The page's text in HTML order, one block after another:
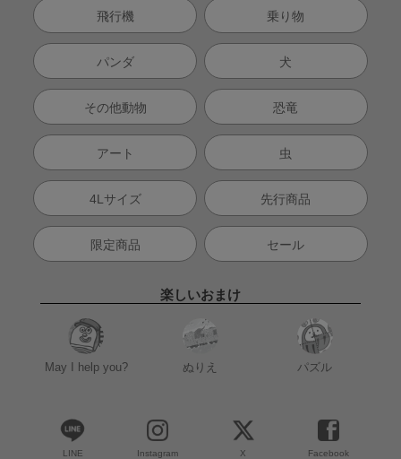
飛行機 乗り物
パンダ 犬
その他動物 恐竜
アート 虫
4Lサイズ 先行商品
限定商品 セール
楽しいおまけ
May I help you? ぬりえ パズル
LINE Instagram X Facebook